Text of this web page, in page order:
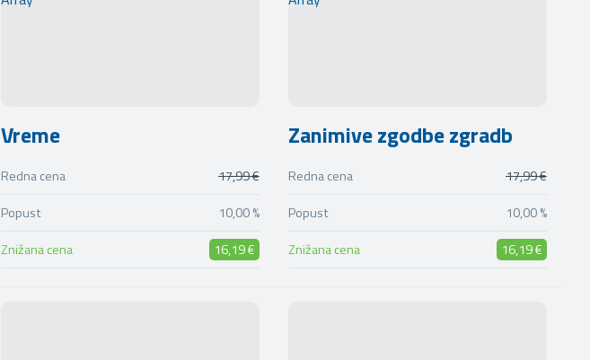
Vreme
Redna cena
17,99 €
Popust
10,00 %
Znižana cena
16,19 €
Zanimive zgodbe zgradb
Redna cena
17,99 €
Popust
10,00 %
Znižana cena
16,19 €